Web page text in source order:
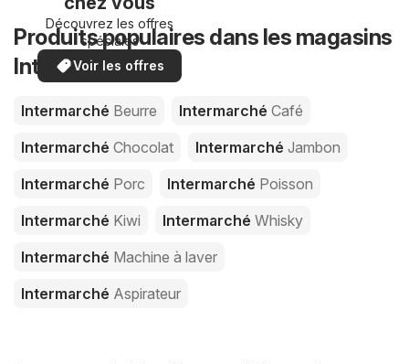
Découvrez les offres
spéciales
Voir les offres
Produits populaires dans les magasins
Intermarché
Intermarché Beurre Intermarché Café
Intermarché Chocolat Intermarché Jambon
Intermarché Porc Intermarché Poisson
Intermarché Kiwi Intermarché Whisky
Intermarché Machine à laver
Intermarché Aspirateur